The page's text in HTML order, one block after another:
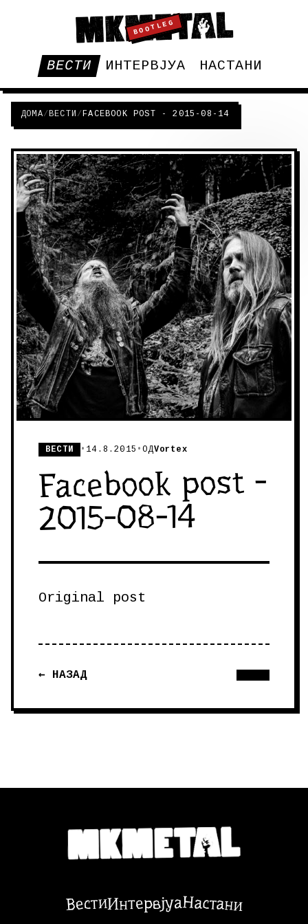
BOOTLEG
ВЕСТИ ИНТЕРВЈУА НАСТАНИ
ДОМА/ВЕСТИ /FACEBOOK POST - 2015-08-14
ВЕСТИ • 14.8.2015 •ОДVortex
Facebook post -
2015-08-14
Original post
← НАЗАД
ВестиИнтервјуаНастани